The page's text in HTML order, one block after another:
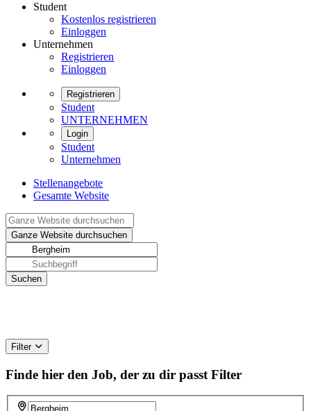
Student
Kostenlos registrieren
Einloggen
Unternehmen
Registrieren
Einloggen
Registrieren
Student
UNTERNEHMEN
Login
Student
Unternehmen
Stellenangebote
Gesamte Website
Filter
Finde hier den Job, der zu dir passt Filter